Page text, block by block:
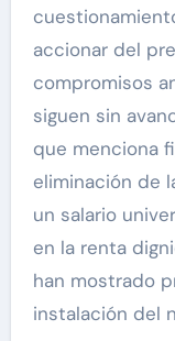
accionar del
compromisos
siguen sin
que menciona
eliminación de
un salario
en la renta
han mostrado
instalación del